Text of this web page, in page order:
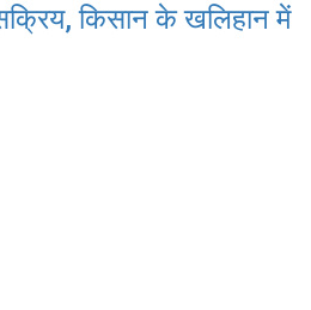
किसान के खलिहान में